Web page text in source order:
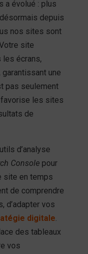
a évolué : plus
depuis
nos sites sont
site
les écrans,
une
pas seulement
favorise les sites
de
d’analyse
Consolepour
site en temps
de comprendre
d’adapter vos
digitale.
des tableaux
vos